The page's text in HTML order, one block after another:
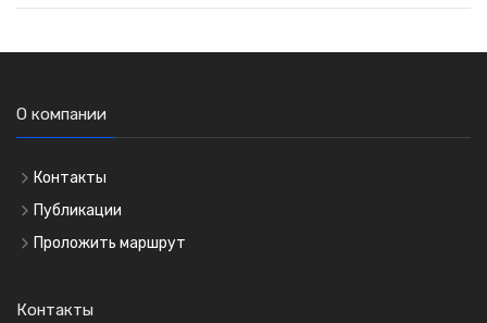
О компании
Контакты
Публикации
Проложить маршрут
Контакты